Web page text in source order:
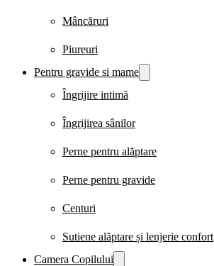
Mâncăruri
Piureuri
Pentru gravide si mame
Îngrijire intimă
Îngrijirea sânilor
Perne pentru alăptare
Perne pentru gravide
Centuri
Sutiene alăptare și lenjerie confort
Camera Copilului